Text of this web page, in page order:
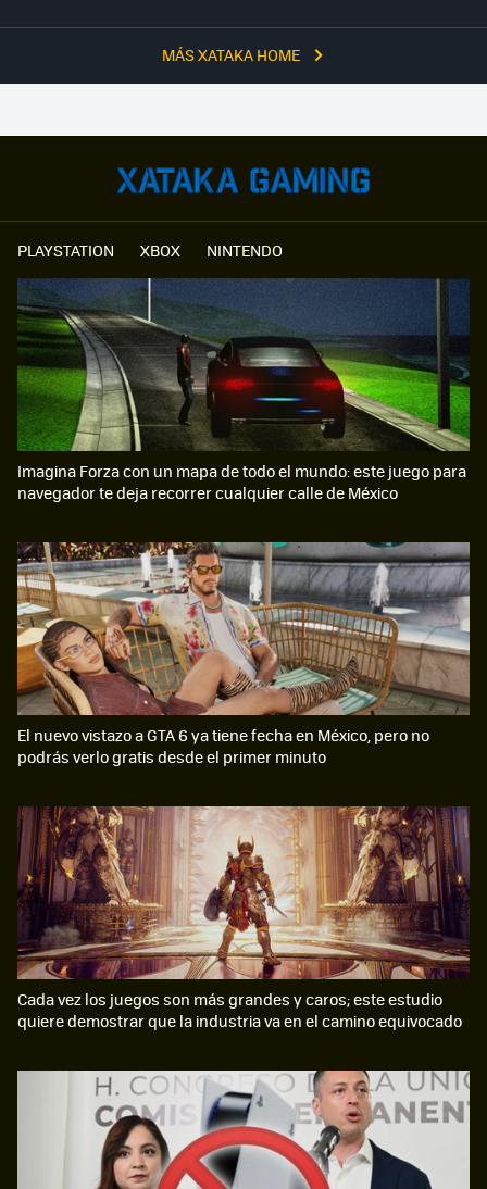
MÁS XATAKA HOME
PLAYSTATION XBOX NINTENDO
Imagina Forza con un mapa de todo el mundo: este juego para
navegador te deja recorrer cualquier calle de México
El nuevo vistazo a GTA 6 ya tiene fecha en México, pero no
podrás verlo gratis desde el primer minuto
Cada vez los juegos son más grandes y caros; este estudio
quiere demostrar que la industria va en el camino equivocado